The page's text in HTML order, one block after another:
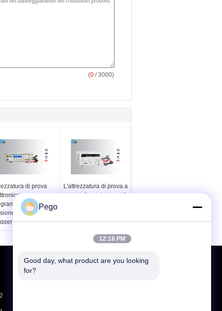
(0 / 3000)
di prova
di
di Withstand di
RK7122 con
dell'arco
L'attrezzatura di prova a
terra della resistenza di
IEC60065/IEC60950
Richiedere un preventivo
Pego
12:18 PM
Good day, what product are you looking
for?